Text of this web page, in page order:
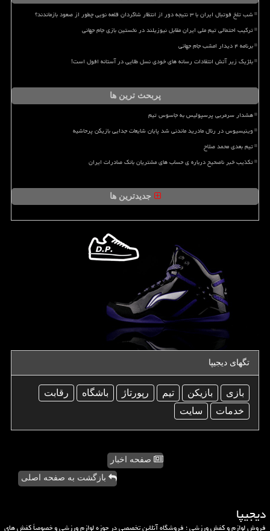
شب تلخ فوتبال ایران با ۳ نتیجه دور از انتظار شاگردان قلعه نویی چطور از صعود بازماندند؟
ترکیب احتمالی تیم ملی ایران مقابل نیوزیلند در نخستین بازی جام جهانی
برنامه ۴ دیدار امشب جام جهانی
بلژیک زیر آتش انتقادات رسانه های خودی نسل طلایی در آستانه افول است!
پربحث ترین ها
هشدار سرمربی پرسپولیس به جاسوس تیم
وینیسیوس در رئال مادرید ماندنی شد پایان شایعات جدایی بازیکن پرحاشیه
تیم بعدی محمد صلاح
تکذیب خبر ناصحیح درباره ی حساب های مشتریان بانک صادرات ایران
جدیدترین ها
تگهای دیجیپا
بازی بازیكن تیم رپورتاژ باشگاه
رقابت
خدمات
سایت
صفحه اخبار
بازگشت به صفحه اصلی
دیجیپا
فروش لوازم و کفش ورزشی ؛ فروشگاه آنلاین تخصصی در حوزه لوازم ورزشی و خصوصاً کفش های